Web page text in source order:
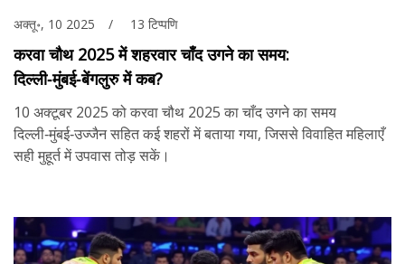
अक्तू॰, 10 2025 13 टिप्पणि
करवा चौथ 2025 में शहरवार चाँद उगने का समय:
दिल्ली‑मुंबई‑बेंगलुरु में कब?
10 अक्टूबर 2025 को करवा चौथ 2025 का चाँद उगने का समय
दिल्ली‑मुंबई‑उज्जैन सहित कई शहरों में बताया गया, जिससे विवाहित महिलाएँ
सही मुहूर्त में उपवास तोड़ सकें।